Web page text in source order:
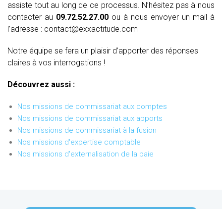
assiste tout au long de ce processus. N’hésitez pas à nous
contacter au 09.72.52.27.00 ou à nous envoyer un mail à
l’adresse : contact@exxactitude.com
Notre équipe se fera un plaisir d’apporter des réponses
claires à vos interrogations !
Découvrez aussi :
Nos missions de commissariat aux comptes
Nos missions de commissariat aux apports
Nos missions de commissariat à la fusion
Nos missions d'expertise comptable
Nos missions d'externalisation de la paie